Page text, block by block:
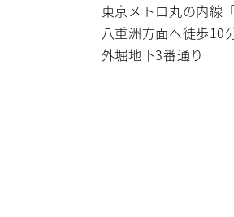
東京メトロ丸の内線
八重洲方面へ徒歩10
外堀地下3番通り